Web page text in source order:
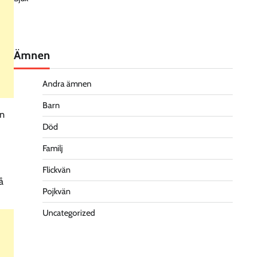
Ämnen
Andra ämnen
Barn
Död
Familj
Flickvän
Pojkvän
Uncategorized